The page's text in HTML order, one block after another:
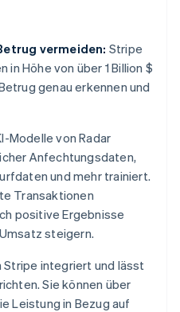
vermeiden: Stripe
in Höhe von über 1 Billion $
genau erkennen und
Modelle von Radar
Anfechtungsdaten,
und mehr trainiert.
Transaktionen
positive Ergebnisse
steigern.
Stripe integriert und lässt
Sie können über
Leistung in Bezug auf